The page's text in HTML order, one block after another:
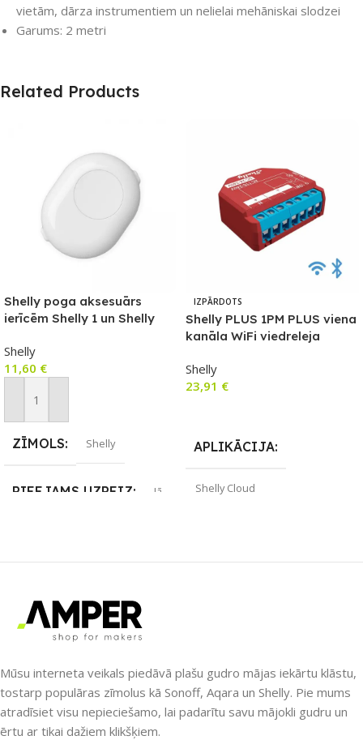
vietām, dārza instrumentiem un nelielai mehāniskai slodzei
Garums: 2 metri
Related Products
Shelly poga aksesuārs
ierīcēm Shelly 1 un Shelly
Shelly
11,60 €
Pievienot Grozam
ZĪMOLS Shelly
PIEEJAMS UZREIZ Jā
IZPĀRDOTS
Shelly PLUS 1PM PLUS viena
kanāla WiFi viedreleja
Shelly
23,91 €
APLIKĀCIJA
Shelly Cloud
Nē
UZREIZ PIEEJAMAIS
Mūsu interneta veikals piedāvā plašu gudro mājas iekārtu klāstu,
tostarp populāras zīmolus kā Sonoff, Aqara un Shelly. Pie mums
atradīsiet visu nepieciešamo, lai padarītu savu mājokli gudru un
ērtu ar tikai dažiem klikšķiem.